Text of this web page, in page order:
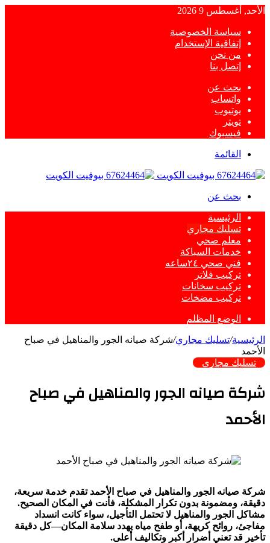
الأحد, أغسطس 9 2026
سياسة الخصوصية
إتفاقية الإستخدام
من نحن
إتصل بنا
بحث عن
واتساب
يوتيوب
تويتر
فيسبوك
القائمة
بحث عن
الرئيسية
تسليك مجاري
معلم صحي
خدمات السباكة
فني صحي ٢٤ساعه
تركيب فلاتر
تركيب سخانات
تركيب مضخات
الوضع المظلم
الرئيسية/تسليك مجاري/شركة صيانه الجور والمناهيل في صباح
الأحمد
تسليك مجاري
شركة صيانه الجور والمناهيل في صباح
الأحمد
شركة صيانه الجور والمناهيل في صباح الأحمد تقدم خدمة سريعة،
دقيقة، ومضمونة بدون تكرار المشكلة، فأنت في المكان الصحيح.
مشاكل الجور والمناهيل لا تحتمل التأجيل، سواء كانت انسداد
مفاجئ، روائح كريهة، أو طفح مياه يهدد سلامة المكان—كل دقيقة
تأخير قد تعني أضرار أكبر وتكاليف أعلى.